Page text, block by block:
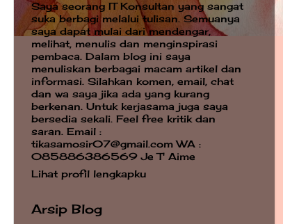
Saya seorang IT Konsultan yang sangat
suka berbagi melalui tulisan. Semuanya
saya dapat mulai dari mendengar,
melihat, menulis dan menginspirasi
pembaca. Dalam blog ini saya
menuliskan berbagai macam artikel dan
informasi. Silahkan komen, email, chat
dan wa saya jika ada yang kurang
berkenan. Untuk kerjasama juga saya
bersedia sekali. Feel free kritik dan
saran. Email :
tikasamosir07@gmail.com WA :
085886386569 Je T' Aime
Lihat profil lengkapku
Arsip Blog